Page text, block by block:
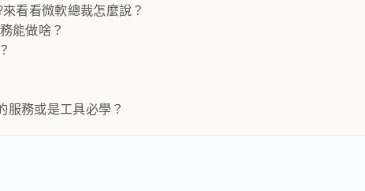
看看微軟總裁怎麼說？
能做啥？
服務或是工具必學？